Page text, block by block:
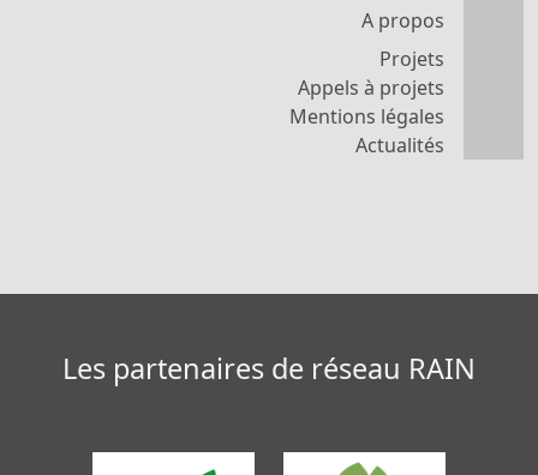
A propos
Projets
Appels à projets
Mentions légales
Actualités
Les partenaires de réseau RAIN